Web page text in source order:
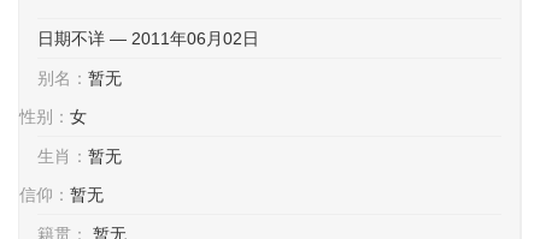
日期不详 — 2011年06月02日
别名： 暂无
性别： 女
生肖： 暂无
信仰： 暂无
籍贯： 暂无